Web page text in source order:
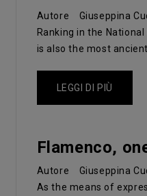
Autore Giuseppina
Ranking in the
is also the most
LEGGI DI PIÙ
Flamenco,
Autore Giuseppina
As the means of